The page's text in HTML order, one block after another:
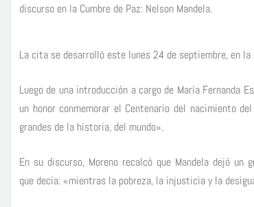
discurso en la Cumbre de Paz: Nelson Mandela.
La cita se desarrolló este lunes 24 de septiembre, en la
Luego de una introducción a cargo de María Fernanda
un honor conmemorar el Centenario del nacimiento
grandes de la historia, del mundo».
En su discurso, Moreno recalcó que Mandela dejó un
que decía: «mientras la pobreza, la injusticia y la